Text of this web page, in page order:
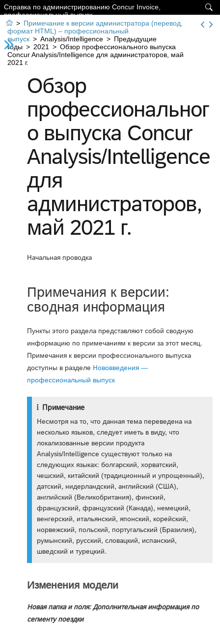

Справка по администрированию Concur Invoice,
профессиональный выпуск
 > Примечание к версии администратора (перевод,
формат HTML) – профессиональный
выпуск > Analysis/Intelligence > Предыдущие
годы > 2021 > Обзор профессионального выпуска
Concur Analysis/Intelligence для администраторов, май
2021 г.
Обзор
профессиональног
о выпуска Concur
Analysis/Intelligence
для
администраторов,
май 2021 г.
Начальная проводка
Примечания к версии:
сводная информация
Пункты этого раздела представляют собой сводную
информацию по примечаниям к версии за этот месяц.
Примечания к версии профессионального выпуска
доступны в разделе Нововведения —
профессиональный выпуск
Примечание
Несмотря на то, что данная тема переведена на
несколько языков, следует иметь в виду, что
локализованные версии продукта
Analysis/Intelligence существуют только на
следующих языках: болгарский, хорватский,
чешский, китайский (традиционный и упрощенный),
датский, нидерландский, английский (США),
английский (Великобритания), финский,
французский, французский (Канада), немецкий,
венгерский, итальянский, японский, корейский,
норвежский, польский, португальский (Бразилия),
румынский, русский, словацкий, испанский,
шведский и турецкий.
Изменения модели
Новая папка и поля: Дополнительная информация по
сегменту поездки